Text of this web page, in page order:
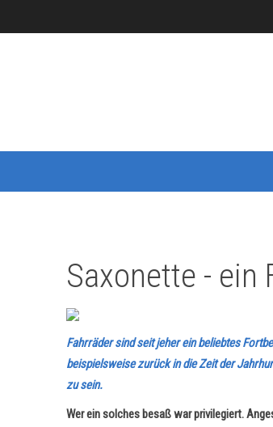
Saxonette -
Fahrräder sind seit jeher ein beliebtes
beispielsweise zurück in die Zeit der
zu sein.
Wer ein solches besaß war privilegiert.